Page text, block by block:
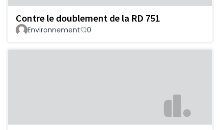
Contre le doublement de la RD 751
Environnement 0